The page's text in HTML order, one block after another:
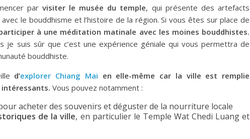
par visiter le musée du temple, qui présente des artefacts
le bouddhisme et l’histoire de la région. Si vous êtes sur place de
à une méditation matinale avec les moines bouddhistes.
je suis sûr que c’est une expérience géniale qui vous permettra de
bouddhiste.
d’explorer Chiang Mai en elle-même car la ville est remplie
Vous pouvez notamment :
acheter des souvenirs et déguster de la nourriture locale
de la ville, en particulier le Temple Wat Chedi Luang et